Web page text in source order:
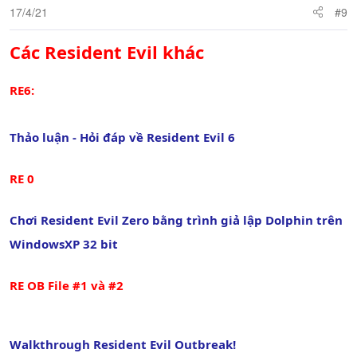
17/4/21 #9
Các Resident Evil khác
RE6:
Thảo luận - Hỏi đáp về Resident Evil 6
RE 0
Chơi Resident Evil Zero bằng trình giả lập Dolphin trên
WindowsXP 32 bit
RE OB File #1 và #2
Walkthrough Resident Evil Outbreak!